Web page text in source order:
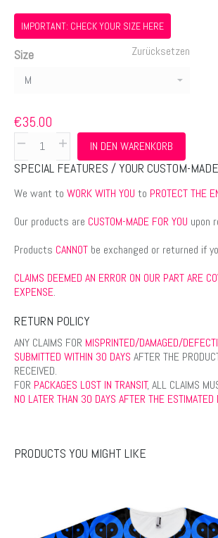
€37.00
IMPORTANT: CHECK YOUR SIZE HERE
Size Zurücksetzen
€35.00
Women's
sublimation
t-
shirt
IN DEN WARENKORB
SPECIAL FEATURES / YOUR CUSTOM-
We want to WORK WITH YOU to PROTECT THE
Our products are CUSTOM-MADE FOR YOU upon
Products CANNOT be exchanged or returned if
CLAIMS DEEMED AN ERROR ON OUR PART ARE
EXPENSE.
RETURN POLICY
ANY CLAIMS FOR MISPRINTED/DAMAGED/
SUBMITTED WITHIN 30 DAYS AFTER THE
RECEIVED.
FOR PACKAGES LOST IN TRANSIT, ALL CLAIMS
NO LATER THAN 30 DAYS AFTER THE ESTIMATED
PRODUCTS YOU MIGHT LIKE